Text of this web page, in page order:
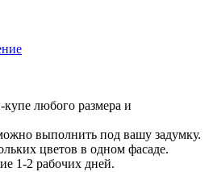
любого размера и
выполнить под вашу задумку.
цветов в одном фасаде.
1-2 рабочих дней.